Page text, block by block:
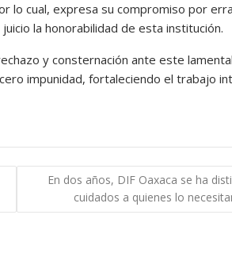
lo cual, expresa su compromiso por
la honorabilidad de esta institución.
y consternación ante este
impunidad, fortaleciendo el trabajo
En dos años, DIF Oaxaca se ha
cuidados a quienes lo